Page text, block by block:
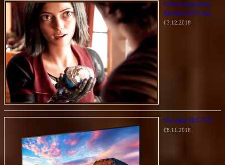
Самые ожидаемые
фильмы 2019 года
03.12.2018
Что такое HD-TVI?
08.11.2018